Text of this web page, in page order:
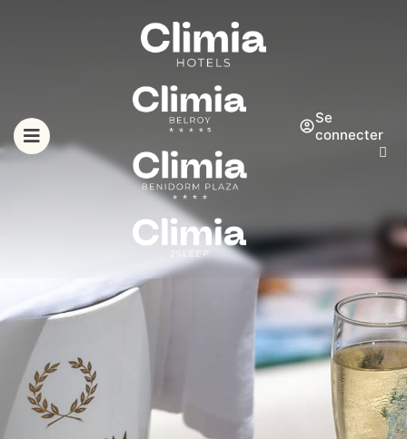
Se
connecter